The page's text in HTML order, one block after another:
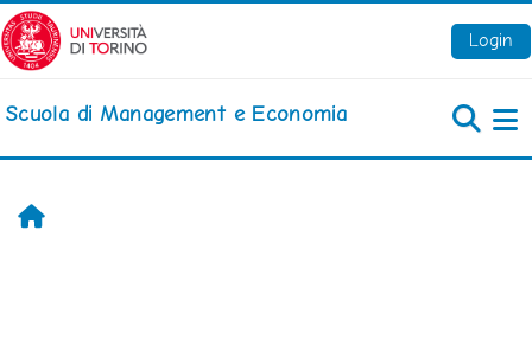
Vai al contenuto principale
Login
Scuola di Management e Economia
Home